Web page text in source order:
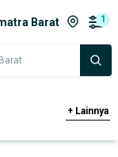
Barat 1
+ Lainnya